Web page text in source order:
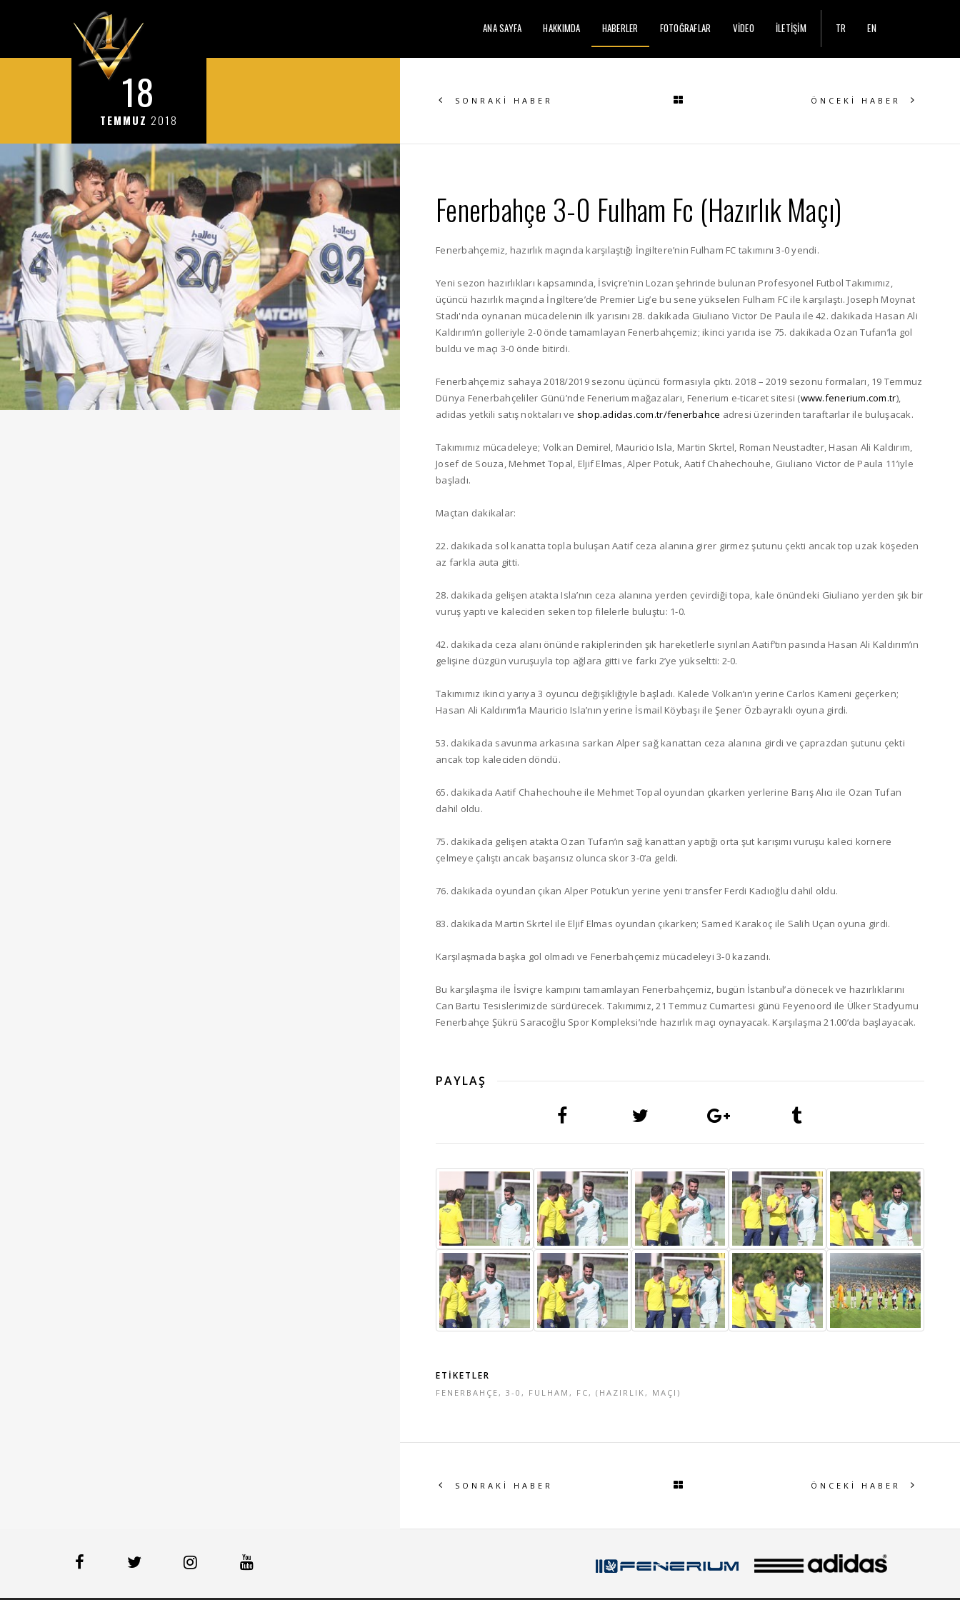
ANA SAYFA HAKKIMDA HABERLER FOTOĞRAFLAR VİDEO İLETİŞİM TR EN
18
TEMMUZ 2018
SONRAKİ HABER ÖNCEKİ HABER
Fenerbahçe 3-0 Fulham Fc (Hazırlık Maçı)
Fenerbahçemiz, hazırlık maçında karşılaştığı İngiltere’nin Fulham FC takımını 3-0 yendi.
Yeni sezon hazırlıkları kapsamında, İsviçre’nin Lozan şehrinde bulunan Profesyonel Futbol Takımımız,
üçüncü hazırlık maçında İngiltere’de Premier Lig’e bu sene yükselen Fulham FC ile karşılaştı. Joseph Moynat
Stadı'nda oynanan mücadelenin ilk yarısını 28. dakikada Giuliano Victor De Paula ile 42. dakikada Hasan Ali
Kaldırım’ın golleriyle 2-0 önde tamamlayan Fenerbahçemiz; ikinci yarıda ise 75. dakikada Ozan Tufan’la gol
buldu ve maçı 3-0 önde bitirdi.
Fenerbahçemiz sahaya 2018/2019 sezonu üçüncü formasıyla çıktı. 2018 – 2019 sezonu formaları, 19 Temmuz
Dünya Fenerbahçeliler Günü’nde Fenerium mağazaları, Fenerium e-ticaret sitesi (www.fenerium.com.tr),
adidas yetkili satış noktaları ve shop.adidas.com.tr/fenerbahce adresi üzerinden taraftarlar ile buluşacak.
Takımımız mücadeleye; Volkan Demirel, Mauricio Isla, Martin Skrtel, Roman Neustadter, Hasan Ali Kaldırım,
Josef de Souza, Mehmet Topal, Eljif Elmas, Alper Potuk, Aatif Chahechouhe, Giuliano Victor de Paula 11’iyle
başladı.
Maçtan dakikalar:
22. dakikada sol kanatta topla buluşan Aatif ceza alanına girer girmez şutunu çekti ancak top uzak köşeden
az farkla auta gitti.
28. dakikada gelişen atakta Isla’nın ceza alanına yerden çevirdiği topa, kale önündeki Giuliano yerden şık bir
vuruş yaptı ve kaleciden seken top filelerle buluştu: 1-0.
42. dakikada ceza alanı önünde rakiplerinden şık hareketlerle sıyrılan Aatif’tın pasında Hasan Ali Kaldırım’ın
gelişine düzgün vuruşuyla top ağlara gitti ve farkı 2’ye yükseltti: 2-0.
Takımımız ikinci yarıya 3 oyuncu değişikliğiyle başladı. Kalede Volkan’ın yerine Carlos Kameni geçerken;
Hasan Ali Kaldırım’la Mauricio Isla’nın yerine İsmail Köybaşı ile Şener Özbayraklı oyuna girdi.
53. dakikada savunma arkasına sarkan Alper sağ kanattan ceza alanına girdi ve çaprazdan şutunu çekti
ancak top kaleciden döndü.
65. dakikada Aatif Chahechouhe ile Mehmet Topal oyundan çıkarken yerlerine Barış Alıcı ile Ozan Tufan
dahil oldu.
75. dakikada gelişen atakta Ozan Tufan’ın sağ kanattan yaptığı orta şut karışımı vuruşu kaleci kornere
çelmeye çalıştı ancak başarısız olunca skor 3-0’a geldi.
76. dakikada oyundan çıkan Alper Potuk’un yerine yeni transfer Ferdi Kadıoğlu dahil oldu.
83. dakikada Martin Skrtel ile Eljif Elmas oyundan çıkarken; Samed Karakoç ile Salih Uçan oyuna girdi.
Karşılaşmada başka gol olmadı ve Fenerbahçemiz mücadeleyi 3-0 kazandı.
Bu karşılaşma ile İsviçre kampını tamamlayan Fenerbahçemiz, bugün İstanbul’a dönecek ve hazırlıklarını
Can Bartu Tesislerimizde sürdürecek. Takımımız, 21 Temmuz Cumartesi günü Feyenoord ile Ülker Stadyumu
Fenerbahçe Şükrü Saracoğlu Spor Kompleksi’nde hazırlık maçı oynayacak. Karşılaşma 21.00’da başlayacak.
PAYLAŞ
ETİKETLER
FENERBAHÇE, 3-0 , FULHAM , FC, (HAZIRLIK, MAÇI)
SONRAKİ HABER ÖNCEKİ HABER